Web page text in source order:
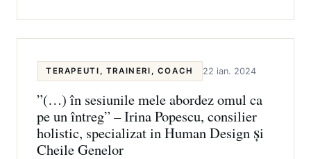
TERAPEUTI, TRAINERI, COACH 22 ian. 2024
”(…) în sesiunile mele abordez omul ca
pe un întreg” – Irina Popescu, consilier
holistic, specializat in Human Design și
Cheile Genelor